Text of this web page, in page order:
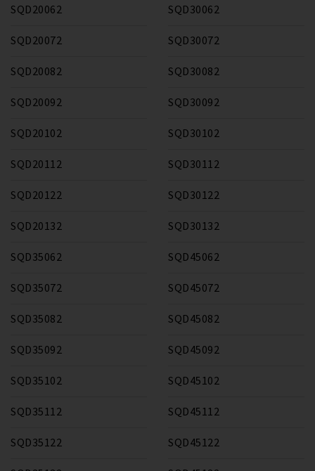
SQD20062
SQD20072
SQD20082
SQD20092
SQD20102
SQD20112
SQD20122
SQD20132
SQD30062
SQD30072
SQD30082
SQD30092
SQD30102
SQD30112
SQD30122
SQD30132
SQD35062
SQD35072
SQD35082
SQD35092
SQD35102
SQD35112
SQD35122
SQD45062
SQD45072
SQD45082
SQD45092
SQD45102
SQD45112
SQD45122